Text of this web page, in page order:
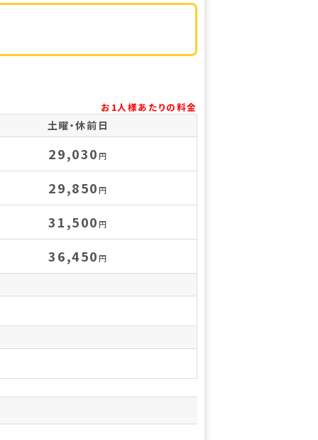
お1人様あたりの料金
土曜・休前日
29,030円
29,850円
31,500円
36,450円